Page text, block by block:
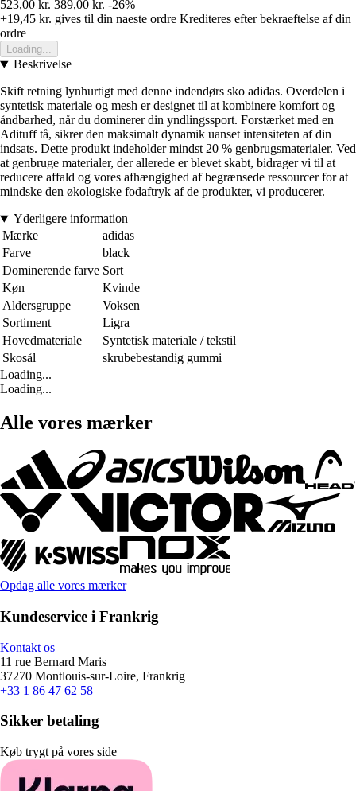
523,00 kr. 389,00 kr. -26%
+19,45 kr. gives til din naeste ordre Krediteres efter bekraeftelse af din
ordre
Loading...
Beskrivelse
Skift retning lynhurtigt med denne indendørs sko adidas. Overdelen i
syntetisk materiale og mesh er designet til at kombinere komfort og
åndbarhed, når du dominerer din yndlingssport. Forstærket med en
Adituff tå, sikrer den maksimalt dynamik uanset intensiteten af din
indsats. Dette produkt indeholder mindst 20 % genbrugsmaterialer. Ved
at genbruge materialer, der allerede er blevet skabt, bidrager vi til at
reducere affald og vores afhængighed af begrænsede ressourcer for at
mindske den økologiske fodaftryk af de produkter, vi producerer.
Yderligere information
Mærke
adidas
Farve
black
Dominerende farve Sort
Køn
Kvinde
Aldersgruppe
Voksen
Sortiment
Ligra
Hovedmateriale
Syntetisk materiale / tekstil
Skosål
skrubebestandig gummi
Loading...
Loading...
Alle vores mærker
Opdag alle vores mærker
Kundeservice i Frankrig
Kontakt os
11 rue Bernard Maris
37270 Montlouis-sur-Loire, Frankrig
+33 1 86 47 62 58
Sikker betaling
Køb trygt på vores side